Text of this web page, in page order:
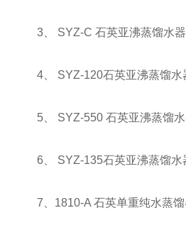
3、 SYZ-C 石英亚沸蒸馏水器(
4、 SYZ-120石英亚沸蒸馏水
5、 SYZ-550 石英亚沸蒸馏水
6、 SYZ-135石英亚沸蒸馏水
7、1810-A 石英单重纯水蒸馏